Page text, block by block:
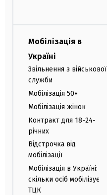
Мобілізація в
Україні
Звільнення з військової
служби
Мобілізація 50+
Мобілізація жінок
Контракт для 18-24-
річних
Відстрочка від
мобілізації
Мобілізація в Україні:
скільки осіб мобілізує
ТЦК